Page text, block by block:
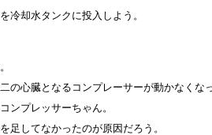
冷却水タンクに投入しよう。
の心臓となるコンプレーサーが動かなくなっ
ンプレッサーちゃん。
足してなかったのが原因だろう。